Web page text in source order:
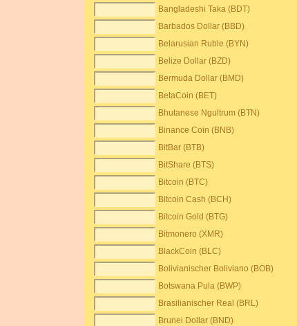
Bangladeshi Taka (BDT)
Barbados Dollar (BBD)
Belarusian Ruble (BYN)
Belize Dollar (BZD)
Bermuda Dollar (BMD)
BetaCoin (BET)
Bhutanese Ngultrum (BTN)
Binance Coin (BNB)
BitBar (BTB)
BitShare (BTS)
Bitcoin (BTC)
Bitcoin Cash (BCH)
Bitcoin Gold (BTG)
Bitmonero (XMR)
BlackCoin (BLC)
Bolivianischer Boliviano (BOB)
Botswana Pula (BWP)
Brasilianischer Real (BRL)
Brunei Dollar (BND)